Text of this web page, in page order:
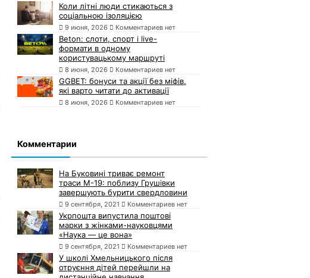
Коли літні люди стикаються з
соціальною ізоляцією
9 июня, 2026 Комментариев нет
Beton: слоти, спорт і live-
формати в одному
користувацькому маршруті
8 июня, 2026 Комментариев нет
GGBET: бонуси та акції без міфів,
які варто читати до активації
8 июня, 2026 Комментариев нет
Комментарии
На Буковині триває ремонт
траси М-19: поблизу Грушівки
завершують бурити свердловини
9 сентября, 2021 Комментариев нет
Укрпошта випустила поштові
марки з жінками-науковцями
«Наука — це вона»
9 сентября, 2021 Комментариев нет
У школі Хмельницького після
отруєння дітей перейшли на